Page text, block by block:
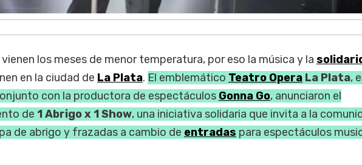
vienen los meses de menor temperatura, por eso la música y la
en la ciudad de La Plata. El emblemático Teatro OperaLa Plata,
con la productora de espectáculos Gonna Go, anunciaron el
de 1 Abrigo x 1 Show, una iniciativa solidaria que invita a la
de abrigo y frazadas a cambio de entradas para espectáculos